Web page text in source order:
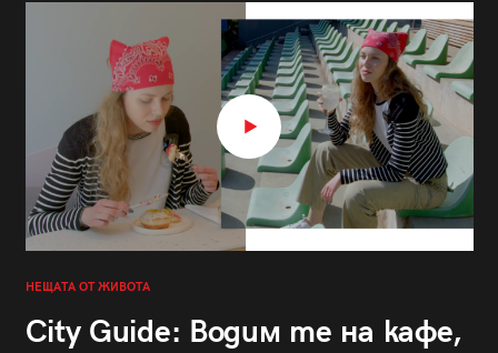
НЕЩАТА ОТ ЖИВОТА
City Guide: Водим те на кафе,